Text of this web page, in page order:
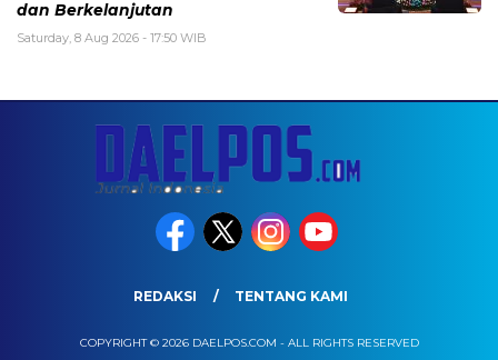
dan Berkelanjutan
Saturday, 8 Aug 2026 - 17:50 WIB
REDAKSI TENTANG KAMI
COPYRIGHT © 2026 DAELPOS.COM - ALL RIGHTS RESERVED